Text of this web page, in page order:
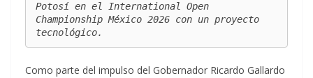
Potosí en el International Open
Championship México 2026 con un proyecto
tecnológico.
Como parte del impulso del Gobernador Ricardo Gallardo